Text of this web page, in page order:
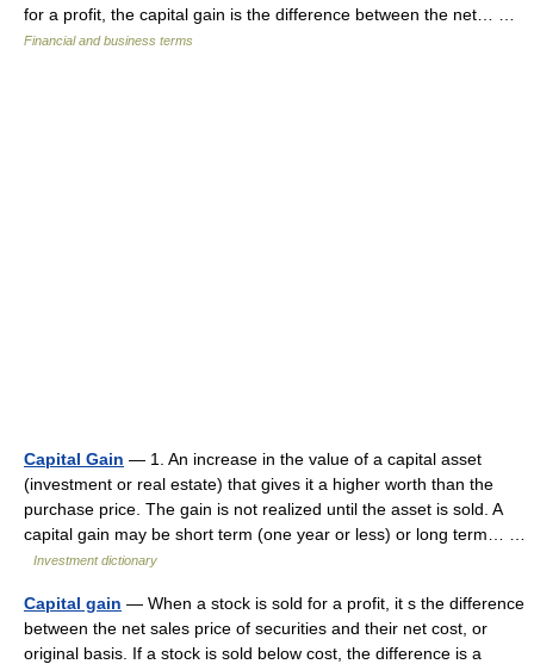
for a profit, the capital gain is the difference between the net… …
Financial and business terms
Capital Gain — 1. An increase in the value of a capital asset
(investment or real estate) that gives it a higher worth than the
purchase price. The gain is not realized until the asset is sold. A
capital gain may be short term (one year or less) or long term… …
Investment dictionary
Capital gain — When a stock is sold for a profit, it s the difference
between the net sales price of securities and their net cost, or
original basis. If a stock is sold below cost, the difference is a